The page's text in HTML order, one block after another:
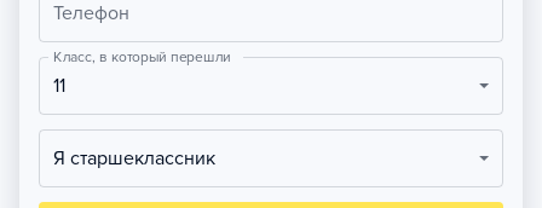
Телефон
Класс, в который перешли
11
Я старшеклассник